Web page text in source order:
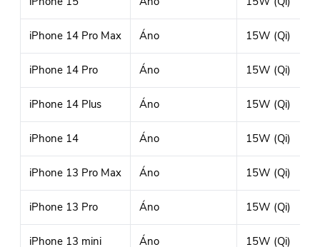
iPhone 14 Pro Max Áno 15W (Qi)
iPhone 14 Pro Áno 15W (Qi)
iPhone 14 Plus Áno 15W (Qi)
iPhone 14 Áno 15W (Qi)
iPhone 13 Pro Max Áno 15W (Qi)
iPhone 13 Pro Áno 15W (Qi)
iPhone 13 mini Áno 15W (Qi)